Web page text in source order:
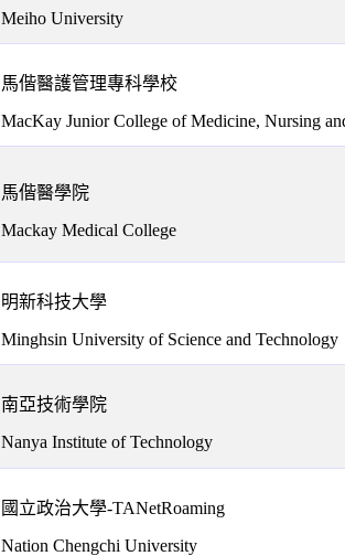
Meiho University
馬偕醫護管理專科學校
MacKay Junior College of Medicine, Nursing
馬偕醫學院
Mackay Medical College
明新科技大學
Minghsin University of Science and Technology
南亞技術學院
Nanya Institute of Technology
國立政治大學-TANetRoaming
Nation Chengchi University